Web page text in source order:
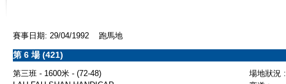
賽事日期: 29/04/1992 跑馬地
第 6 場 (421)
第三班 - 1600米 - (72-48) 場地狀況 :